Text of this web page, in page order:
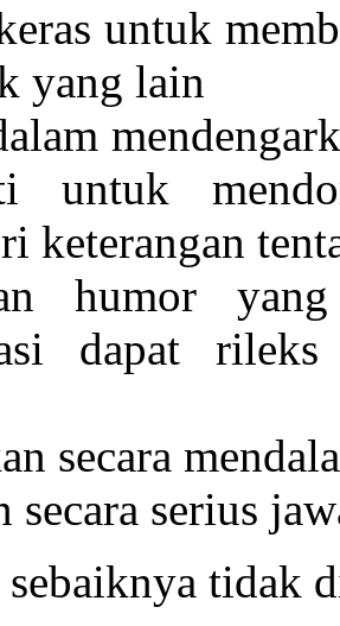
untuk
yang lain
untuk
keterangan
humor
dapat
secara
secara serius
tidak